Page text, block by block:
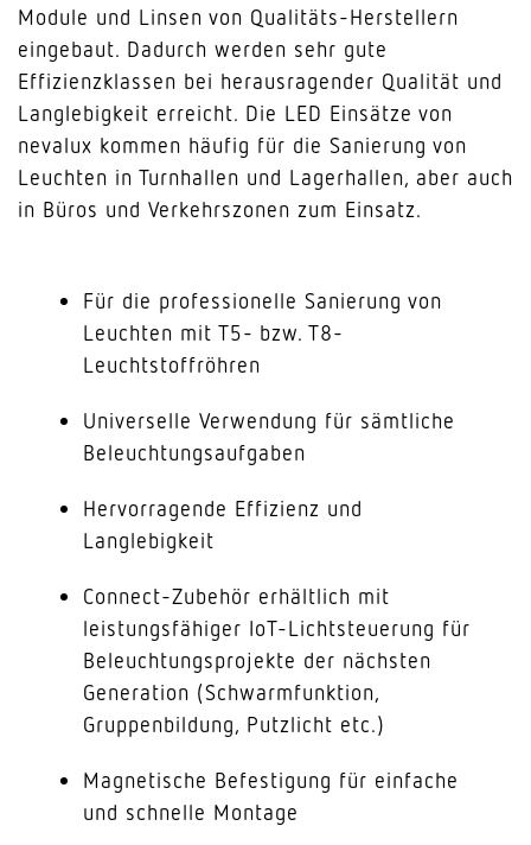
Module und Linsen von Qualitäts-Herstellern
eingebaut. Dadurch werden sehr gute
Effizienzklassen bei herausragender Qualität und
Langlebigkeit erreicht. Die LED Einsätze von
nevalux kommen häufig für die Sanierung von
Leuchten in Turnhallen und Lagerhallen, aber auch
in Büros und Verkehrszonen zum Einsatz.
Für die professionelle Sanierung von
Leuchten mit T5- bzw. T8-
Leuchtstoffröhren
Universelle Verwendung für sämtliche
Beleuchtungsaufgaben
Hervorragende Effizienz und
Langlebigkeit
Connect-Zubehör erhältlich mit
leistungsfähiger IoT-Lichtsteuerung für
Beleuchtungsprojekte der nächsten
Generation (Schwarmfunktion,
Gruppenbildung, Putzlicht etc.)
Magnetische Befestigung für einfache
und schnelle Montage